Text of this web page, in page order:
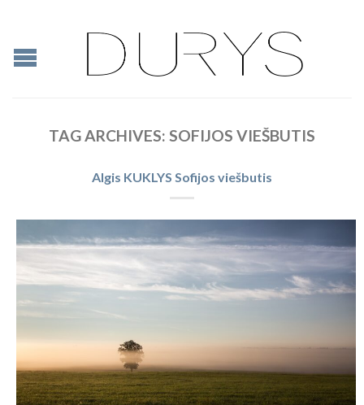
TAG ARCHIVES: SOFIJOS VIEŠBUTIS
Algis KUKLYS Sofijos viešbutis